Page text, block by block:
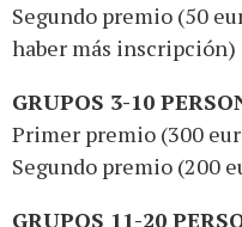
Segundo premio (50
haber más inscripción)
GRUPOS 3-10
Primer premio (300
Segundo premio (200
GRUPOS 11-20